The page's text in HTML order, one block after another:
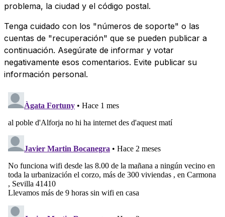
problema, la ciudad y el código postal.
Tenga cuidado con los "números de soporte" o las
cuentas de "recuperación" que se pueden publicar a
continuación. Asegúrate de informar y votar
negativamente esos comentarios. Evite publicar su
información personal.